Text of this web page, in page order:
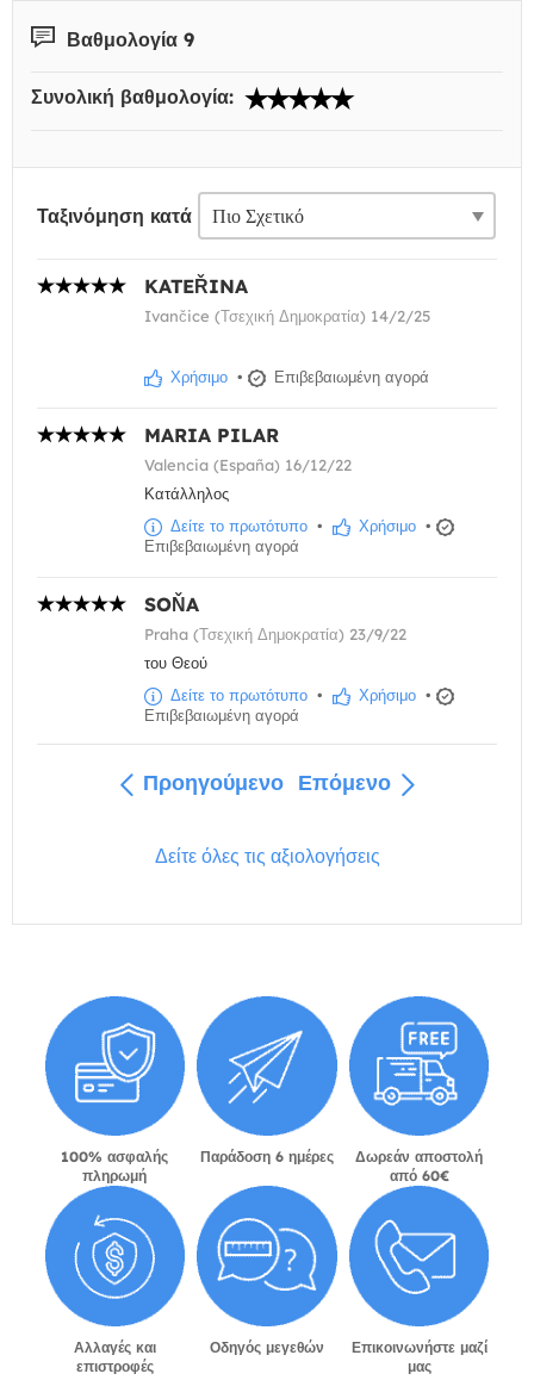
Βαθμολογία 9
Συνολική βαθμολογία:
Ταξινόμηση κατά
KATEŘINA
Ivančice (Τσεχική Δημοκρατία) 14/2/25
Χρήσιμο • Επιβεβαιωμένη αγορά
MARIA PILAR
Valencia (España) 16/12/22
Κατάλληλος
Δείτε το πρωτότυπο • Χρήσιμο •
Επιβεβαιωμένη αγορά
SOŇA
Praha (Τσεχική Δημοκρατία) 23/9/22
του Θεού
Δείτε το πρωτότυπο • Χρήσιμο •
Επιβεβαιωμένη αγορά
Προηγούμενο Επόμενο
Δείτε όλες τις αξιολογήσεις
100% ασφαλής
πληρωμή
Παράδοση 6 ημέρες
Δωρεάν αποστολή
από 60€
Αλλαγές και
επιστροφές
Οδηγός μεγεθών
Επικοινωνήστε μαζί
μας